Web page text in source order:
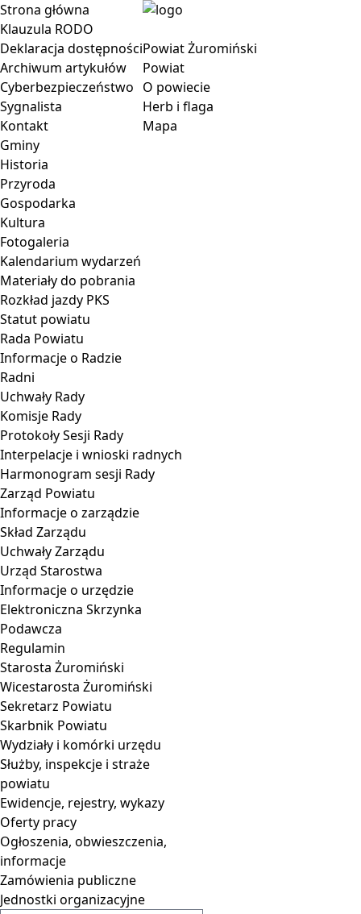
Strona główna
Klauzula RODO
Deklaracja dostępności
Archiwum artykułów
Cyberbezpieczeństwo
Sygnalista
Kontakt
Powiat Żuromiński
Powiat
O powiecie
Herb i flaga
Mapa
Gminy
Historia
Przyroda
Gospodarka
Kultura
Fotogaleria
Kalendarium wydarzeń
Materiały do pobrania
Rozkład jazdy PKS
Statut powiatu
Rada Powiatu
Informacje o Radzie
Radni
Uchwały Rady
Komisje Rady
Protokoły Sesji Rady
Interpelacje i wnioski radnych
Harmonogram sesji Rady
Zarząd Powiatu
Informacje o zarządzie
Skład Zarządu
Uchwały Zarządu
Urząd Starostwa
Informacje o urzędzie
Elektroniczna Skrzynka
Podawcza
Regulamin
Starosta Żuromiński
Wicestarosta Żuromiński
Sekretarz Powiatu
Skarbnik Powiatu
Wydziały i komórki urzędu
Służby, inspekcje i straże
powiatu
Ewidencje, rejestry, wykazy
Oferty pracy
Ogłoszenia, obwieszczenia,
informacje
Zamówienia publiczne
Jednostki organizacyjne